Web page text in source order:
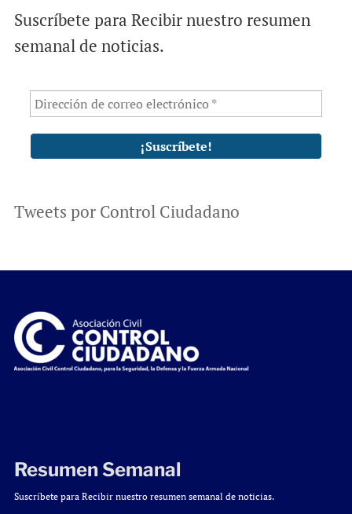
Suscríbete para Recibir nuestro resumen
semanal de noticias.
Tweets por Control Ciudadano
Resumen Semanal
Suscríbete para Recibir nuestro resumen semanal de noticias.